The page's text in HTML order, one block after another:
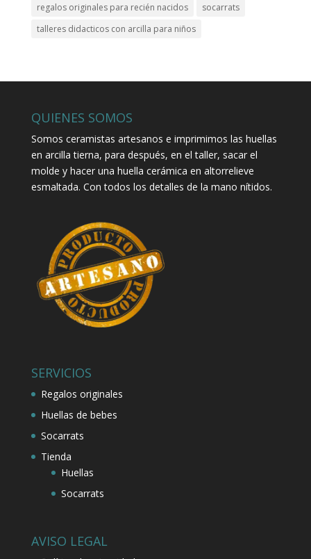
regalos originales para recién nacidos
socarrats
talleres didacticos con arcilla para niños
QUIENES SOMOS
Somos ceramistas artesanos e imprimimos las huellas
en arcilla tierna, para después, en el taller, sacar el
molde y hacer una huella cerámica en altorrelieve
esmaltada. Con todos los detalles de la mano nítidos.
SERVICIOS
Regalos originales
Huellas de bebes
Socarrats
Tienda
Huellas
Socarrats
AVISO LEGAL